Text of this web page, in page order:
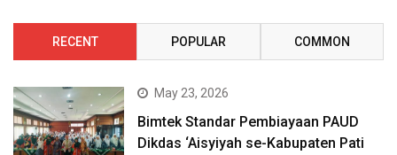
RECENT POPULAR COMMON
May 23, 2026
Bimtek Standar Pembiayaan PAUD
Dikdas ‘Aisyiyah se-Kabupaten Pati